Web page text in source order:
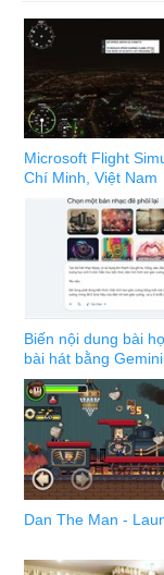
Microsoft Flight
Chí Minh, Việt Nam
Biến nội dung bài
bài hát bằng Gemini
Dan The Man -